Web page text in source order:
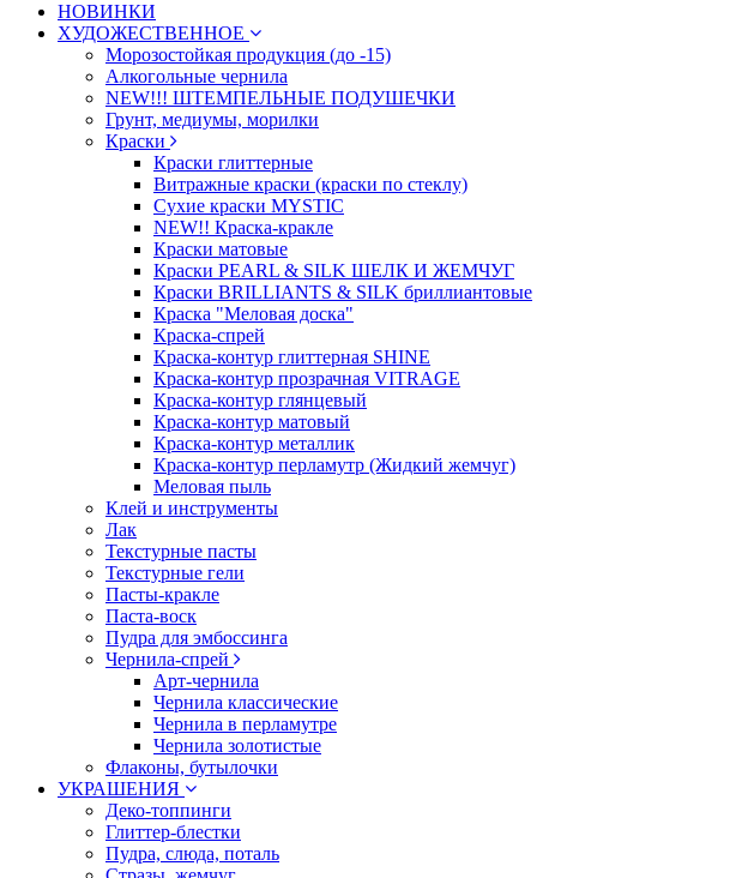
НОВИНКИ
ХУДОЖЕСТВЕННОЕ
Морозостойкая продукция (до -15)
Алкогольные чернила
NEW!!! ШТЕМПЕЛЬНЫЕ ПОДУШЕЧКИ
Грунт, медиумы, морилки
Краски
Краски глиттерные
Витражные краски (краски по стеклу)
Сухие краски MYSTIC
NEW!! Краска-кракле
Краски матовые
Краски PEARL & SILK ШЕЛК И ЖЕМЧУГ
Краски BRILLIANTS & SILK бриллиантовые
Краска "Меловая доска"
Краска-спрей
Краска-контур глиттерная SHINE
Краска-контур прозрачная VITRAGE
Краска-контур глянцевый
Краска-контур матовый
Краска-контур металлик
Краска-контур перламутр (Жидкий жемчуг)
Меловая пыль
Клей и инструменты
Лак
Текстурные пасты
Текстурные гели
Пасты-кракле
Паста-воск
Пудра для эмбоссинга
Чернила-спрей
Арт-чернила
Чернила классические
Чернила в перламутре
Чернила золотистые
Флаконы, бутылочки
УКРАШЕНИЯ
Деко-топпинги
Глиттер-блестки
Пудра, слюда, поталь